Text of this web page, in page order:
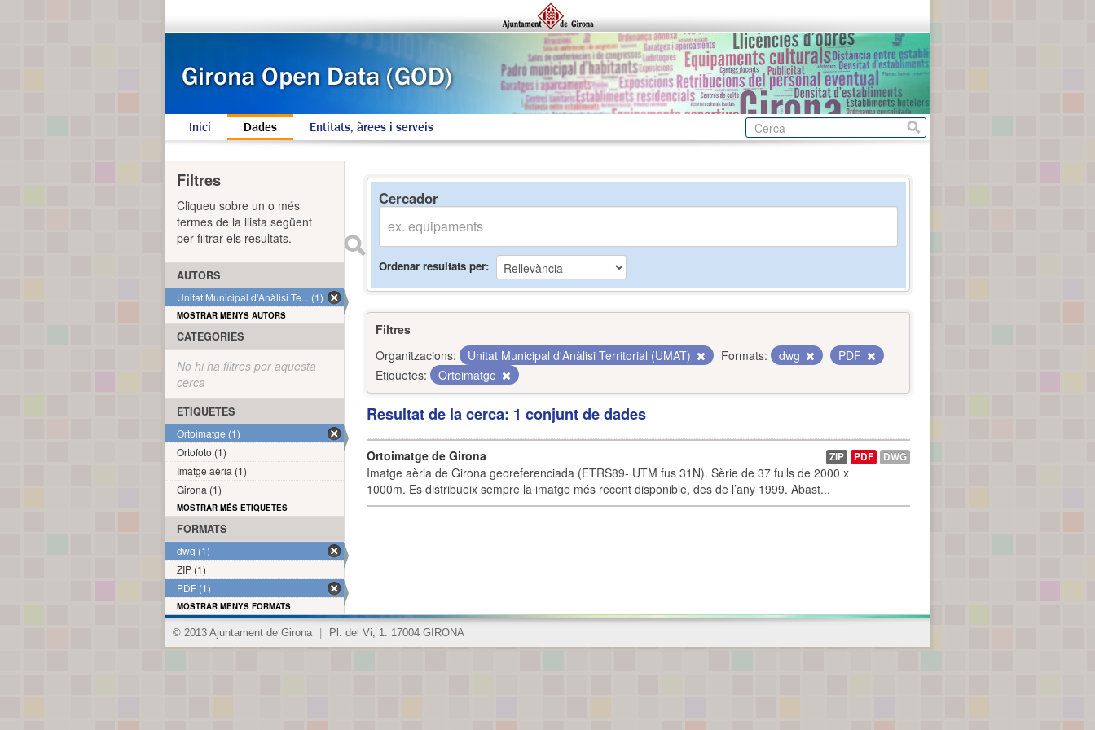
Inici Dades Entitats, àrees i serveis
Cercador
Ordenar resultats per
Filtres
Organitzacions:
Unitat Municipal d'Anàlisi Territorial (UMAT) Formats: dwg
PDF
Etiquetes:
Ortoimatge
Resultat de la cerca: 1 conjunt de dades
Ortoimatge de Girona
Imatge aèria de Girona georeferenciada (ETRS89- UTM fus 31N). Sèrie de 37 fulls de 2000 x
1000m. Es distribueix sempre la imatge més recent disponible, des de l’any 1999. Abast...
ZIP PDF DWG
Filtres
Cliqueu sobre un o més
termes de la llista següent
per filtrar els resultats.
AUTORS
Unitat Municipal d'Anàlisi Te... (1)
MOSTRAR MENYS AUTORS
CATEGORIES
No hi ha filtres per aquesta
cerca
ETIQUETES
Ortoimatge (1)
Ortofoto (1)
Imatge aèria (1)
Girona (1)
MOSTRAR MÉS ETIQUETES
FORMATS
dwg (1)
ZIP (1)
PDF (1)
MOSTRAR MENYS FORMATS
© 2013 Ajuntament de Girona Pl. del Vi, 1. 17004 GIRONA